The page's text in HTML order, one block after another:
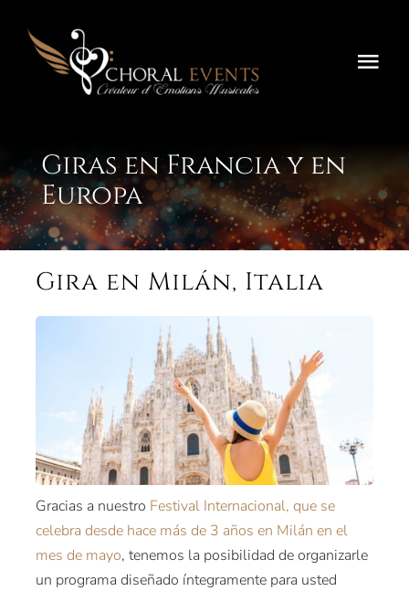
contenido
Festivals
Concours
Tournées
Sobre Nosotros
Giras en Francia y en
Europa
Gira en Milán, Italia
Gracias a nuestro Festival Internacional, que se
celebra desde hace más de 3 años en Milán en el
mes de mayo, tenemos la posibilidad de organizarle
un programa diseñado íntegramente para usted